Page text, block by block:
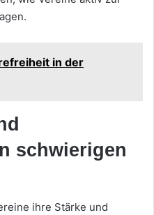
in der
schwierigen
ihre Stärke und